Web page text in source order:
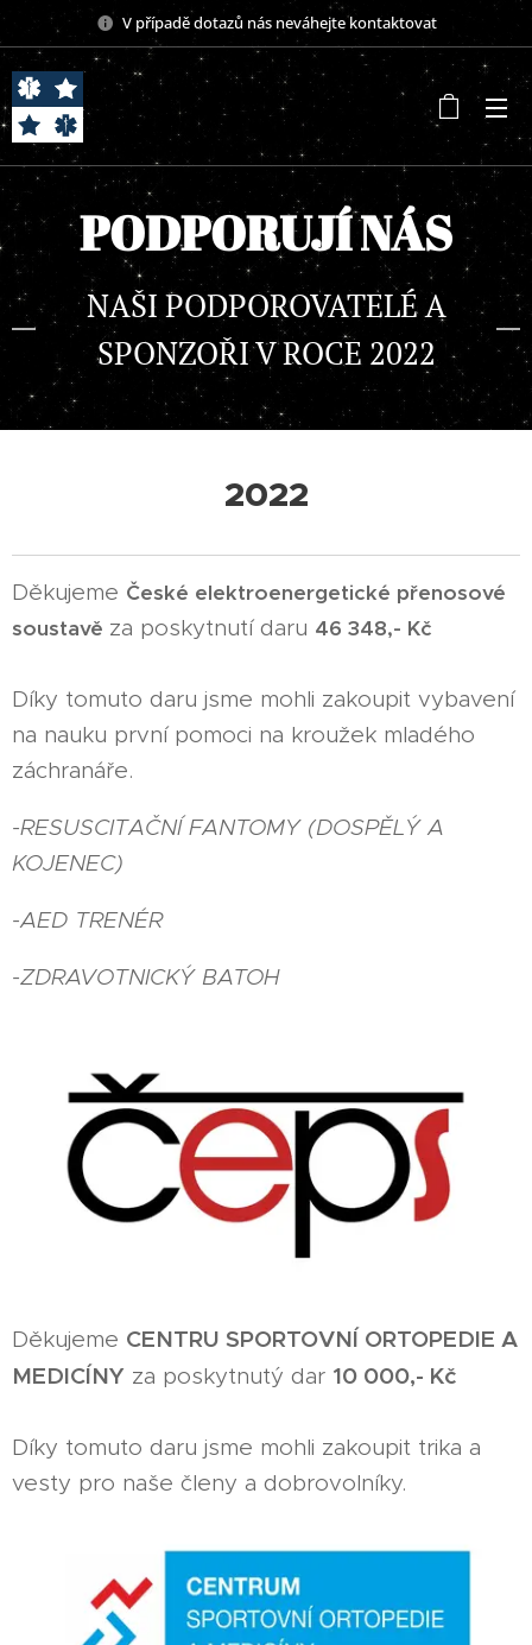
V případě dotazů nás neváhejte kontaktovat
PODPORUJÍ NÁS
NAŠI PODPOROVATELÉ A
SPONZOŘI V ROCE 2022
2022
Děkujeme České elektroenergetické přenosové
soustavě za poskytnutí daru 46 348,- Kč
Díky tomuto daru jsme mohli zakoupit vybavení
na nauku první pomoci na kroužek mladého
záchranáře.
-RESUSCITAČNÍ FANTOMY (DOSPĚLÝ A
KOJENEC)
-AED TRENÉR
-ZDRAVOTNICKÝ BATOH
Děkujeme CENTRU SPORTOVNÍ ORTOPEDIE A
MEDICÍNY za poskytnutý dar 10 000,- Kč
Díky tomuto daru jsme mohli zakoupit trika a
vesty pro naše členy a dobrovolníky.